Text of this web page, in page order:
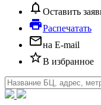
notifications_none Оставить
local_printshopРаспечатать
mail_outlineна E-mail
star_borderВ избранное